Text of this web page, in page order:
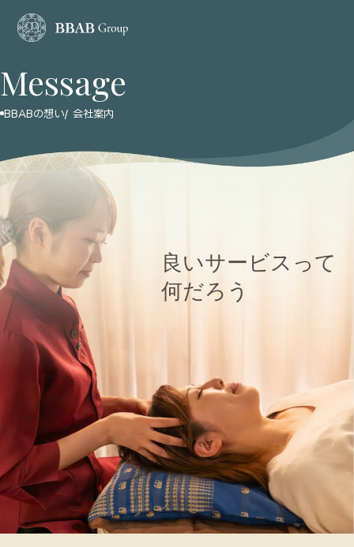
ホーム
BBABの想い
店舗検索
コースメニュー
ブランド紹介
お知らせ
採用情報
お問合せ
Message
BBABの想い/ 会社案内
良いサービスって
何だろう